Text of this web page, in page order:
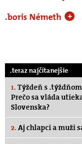
.boris Németh
+
.teraz najčítanejšie
1. Týždeň s
Prečo sa vláda
Slovenska?
2. Aj chlapci a muži